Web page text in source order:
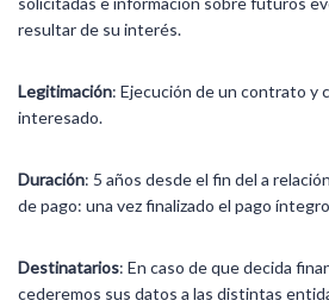
resultar de su interés.
Legitimación: Ejecución de un contrato y
interesado.
Duración: 5 años desde el fin del a
de pago: una vez finalizado el pago
Destinatarios: En caso de que decida
cederemos sus datos a las distintas